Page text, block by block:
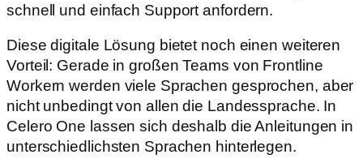
schnell und einfach Support anfordern.
Diese digitale Lösung bietet noch einen weiteren
Vorteil: Gerade in großen Teams von Frontline
Workern werden viele Sprachen gesprochen, aber
nicht unbedingt von allen die Landessprache. In
Celero One lassen sich deshalb die Anleitungen in
unterschiedlichsten Sprachen hinterlegen.